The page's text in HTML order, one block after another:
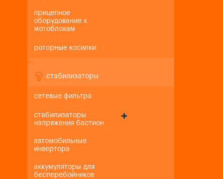
прицепное
оборудование к
мотоблокам
роторные косилки
+-
стабилизаторы
сетевые фильтра
стабилизаторы
напряжения бастион
автомобильные
инвертора
аккумуляторы для
бесперебойников